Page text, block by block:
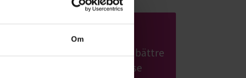
Om
Lär din hund att bli ännu bättre
på att dofta sig fram. I Nose